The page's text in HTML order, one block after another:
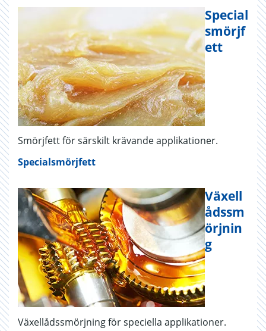
Special
smörjf
ett
Smörjfett för särskilt krävande applikationer.
Specialsmörjfett
Växell
ådssm
örjnin
g
Växellådssmörjning för speciella applikationer.